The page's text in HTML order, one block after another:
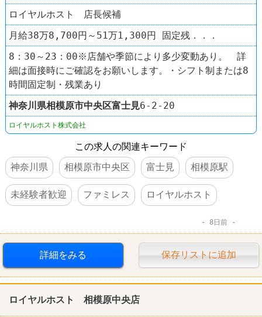
ロイヤルホスト 店長候補
月給38万8,700円～51万1,300円 固定残．．．
8：30～23：00※店舗や季節により多少変動あり。 詳
細は面接時にご確認をお願いします。・シフト制または8
時間固定制・残業あり
神奈川県相模原市中央区富士見6-2-20
ロイヤルホスト株式会社
この求人の関連キーワード
神奈川県
相模原市中央区 富士見 相模原駅
未経験者歓迎 ファミレス ロイヤルホスト
8日前
詳細をみる 保存リストに追加
ロイヤルホスト 相模原中央店